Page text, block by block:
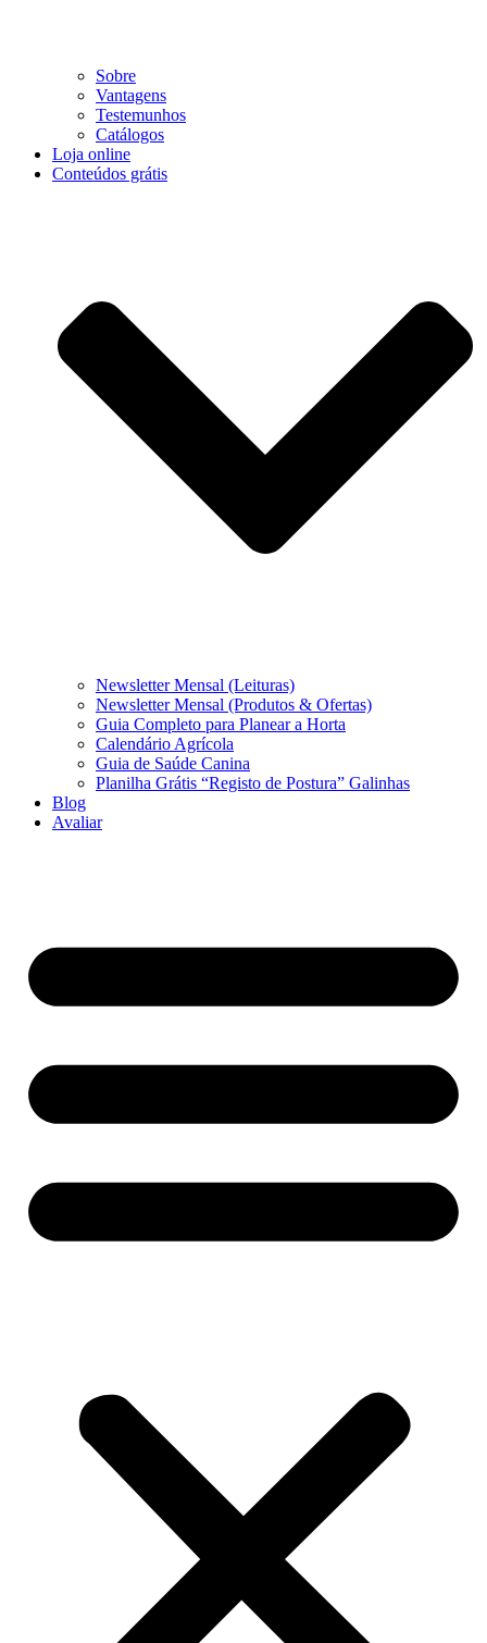
Sobre
Vantagens
Testemunhos
Catálogos
Loja online
Conteúdos grátis
Newsletter Mensal (Leituras)
Newsletter Mensal (Produtos & Ofertas)
Guia Completo para Planear a Horta
Calendário Agrícola
Guia de Saúde Canina
Planilha Grátis “Registo de Postura” Galinhas
Blog
Avaliar